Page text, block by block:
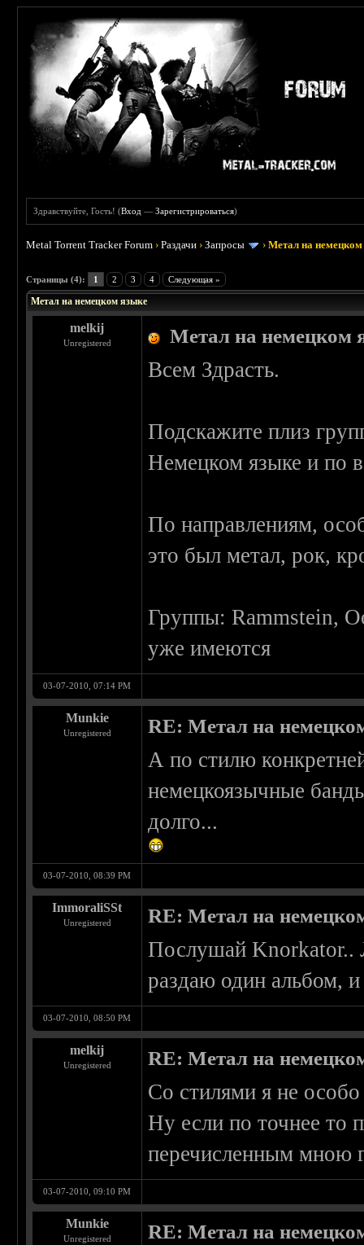
Здравствуйте, Гость! (Вход —Зарегистрироваться)
Metal Torrent Tracker Forum ›Раздачи ›Запросы ›Метал на немецком
Страницы (4): 1 2 3 4 Следующая »
Метал на немецком языке
melkij
Unregistered Метал на немецком
Всем Здрасть.
Подскажите плиз
Немецком языке и по
По направлениям,
это был метал, рок,
Группы: Rammstein,
уже имеются
03-07-2010, 07:14 PM
Munkie
Unregistered RE: Метал на
А по стилю
немецкоязычные
долго...
03-07-2010, 08:39 PM
ImmoraliSSt
Unregistered RE: Метал на
Послушай Knorkator..
раздаю один альбом,
03-07-2010, 08:50 PM
melkij
Unregistered RE: Метал на
Со стилями я не
Ну если по точнее то
перечисленным мною
03-07-2010, 09:10 PM
Munkie
Unregistered RE: Метал на